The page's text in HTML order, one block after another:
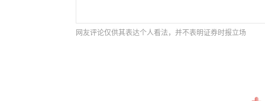
网友评论仅供其表达个人看法，并不表明证券时报立场